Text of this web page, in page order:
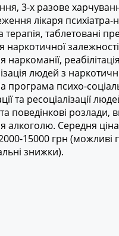
3-х разове
лікаря психіатра-
терапія, таблетовані
наркотичної
наркоманії,
людей з
програма психо-
та ресоціалізації
поведінкові розлади,
алкоголю. Середня
15000 грн (можливі
знижки).